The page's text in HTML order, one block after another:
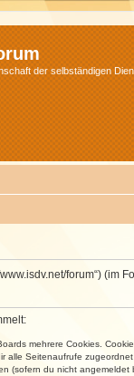
der selbständigen
forum“)
mehrere Cookies.
alle Seitenaufrufe
(sofern du nicht